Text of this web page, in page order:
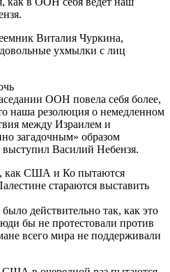
Виталия Чуркина,
ухмылки с лиц
ООН повела себя более,
наша резолюция о немедленном
между Израилем и
загадочным» образом
Василий Небензя.
как США и Ко пытаются
стараются выставить
действительно так, как это
бы не протестовали против
всего мира не поддерживали